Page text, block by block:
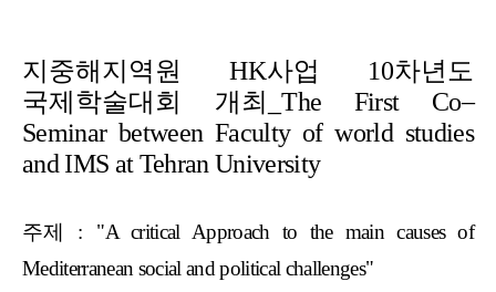
지중해지역원 HK사업 10차년도
국제학술대회 개최_The First Co–
Seminar between Faculty of world studies
and IMS at Tehran University
주제 : "A critical Approach to the main causes of
Mediterranean social and political challenges"